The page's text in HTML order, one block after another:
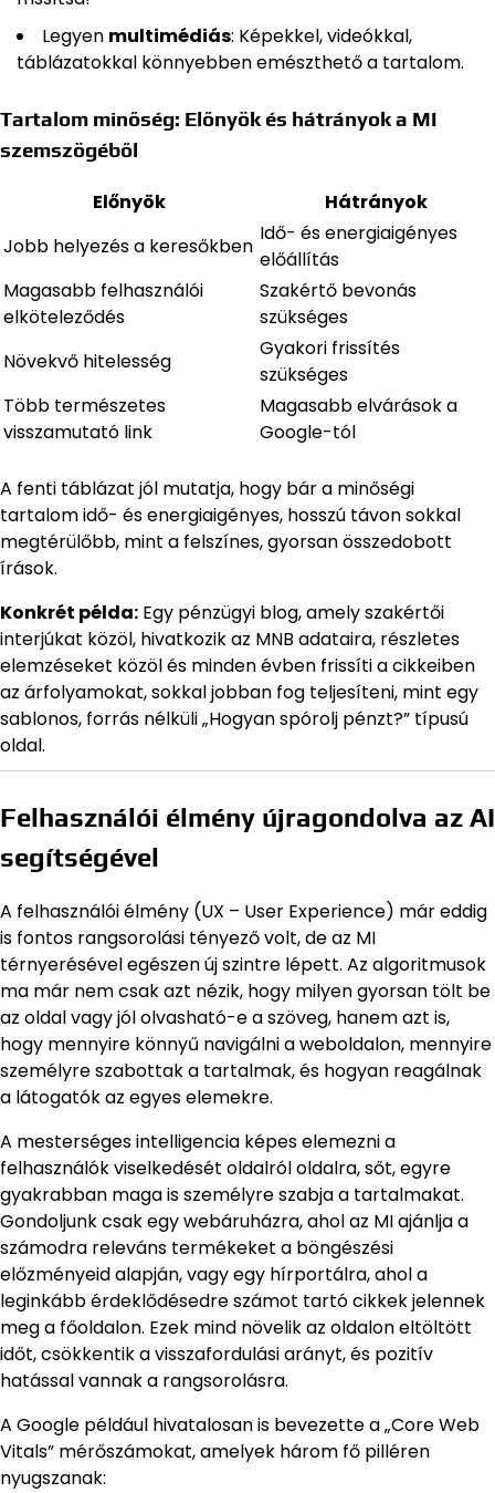
Legyen multimédiás: Képekkel, videókkal,
táblázatokkal könnyebben emészthető a tartalom.
Tartalom minőség: Előnyök és hátrányok a MI
szemszögéből
Előnyök
Hátrányok
Jobb helyezés a keresőkben
Idő- és energiaigényes
előállítás
Magasabb felhasználói
elköteleződés
Szakértő bevonás
szükséges
Növekvő hitelesség
Gyakori frissítés
szükséges
Több természetes
visszamutató link
Magasabb elvárások a
Google-tól
A fenti táblázat jól mutatja, hogy bár a minőségi
tartalom idő- és energiaigényes, hosszú távon sokkal
megtérülőbb, mint a felszínes, gyorsan összedobott
írások.
Konkrét példa: Egy pénzügyi blog, amely szakértői
interjúkat közöl, hivatkozik az MNB adataira, részletes
elemzéseket közöl és minden évben frissíti a cikkeiben
az árfolyamokat, sokkal jobban fog teljesíteni, mint egy
sablonos, forrás nélküli „Hogyan spórolj pénzt?” típusú
oldal.
Felhasználói élmény újragondolva az AI
segítségével
A felhasználói élmény (UX – User Experience) már eddig
is fontos rangsorolási tényező volt, de az MI
térnyerésével egészen új szintre lépett. Az algoritmusok
ma már nem csak azt nézik, hogy milyen gyorsan tölt be
az oldal vagy jól olvasható-e a szöveg, hanem azt is,
hogy mennyire könnyű navigálni a weboldalon, mennyire
személyre szabottak a tartalmak, és hogyan reagálnak
a látogatók az egyes elemekre.
A mesterséges intelligencia képes elemezni a
felhasználók viselkedését oldalról oldalra, sőt, egyre
gyakrabban maga is személyre szabja a tartalmakat.
Gondoljunk csak egy webáruházra, ahol az MI ajánlja a
számodra releváns termékeket a böngészési
előzményeid alapján, vagy egy hírportálra, ahol a
leginkább érdeklődésedre számot tartó cikkek jelennek
meg a főoldalon. Ezek mind növelik az oldalon eltöltött
időt, csökkentik a visszafordulási arányt, és pozitív
hatással vannak a rangsorolásra.
A Google például hivatalosan is bevezette a „Core Web
Vitals” mérőszámokat, amelyek három fő pilléren
nyugszanak: